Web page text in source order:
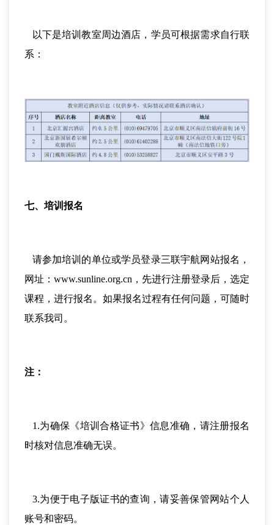
以下是培训教室周边酒店，学员可根据需求自行联
系：
七、培训报名
请参加培训的单位或学员登录三联宇航网站报名，
网址：www.sunline.org.cn，先进行注册登录后，选定
课程，进行报名。如果报名过程有任何问题，可随时
联系我司。
注：
1.为确保《培训合格证书》信息准确，请注册报名
时核对信息准确无误。
3.为便于电子版证书的查询，请妥善保管网站个人
账号和密码。